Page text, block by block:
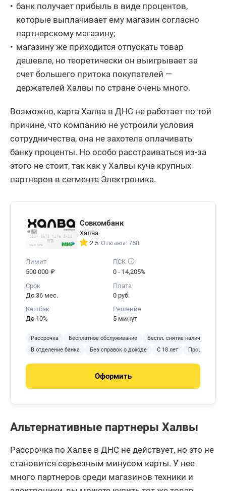
банк получает прибыль в виде процентов,
которые выплачивает ему магазин согласно
партнерскому магазину;
магазину же приходится отпускать товар
дешевле, но теоретически он выигрывает за
счет большего притока покупателей —
держателей Халвы по стране очень много.
Возможно, карта Халва в ДНС не работает по той
причине, что компанию не устроили условия
сотрудничества, она не захотела оплачивать
банку проценты. Но особо расстраиваться из-за
этого не стоит, так как у Халвы куча крупных
партнеров в сегменте Электроника.
Совкомбанк
Халва
2.5 Отзывы: 768
Лимит
500 000 ₽
ПСК
0 - 14,205%
Срок
До 36 мес.
Плата
0 руб.
Кешбэк
До 10%
Решение
5 минут
Рассрочка Бесплатное обслуживание Беспл. снятие наличных
В отделение банка
Без справок о доходе С 18 лет Процент на
Оформить
Альтернативные партнеры Халвы
Рассрочка по Халве в ДНС не действует, но это не
становится серьезным минусом карты. У нее
много партнеров среди магазинов техники и